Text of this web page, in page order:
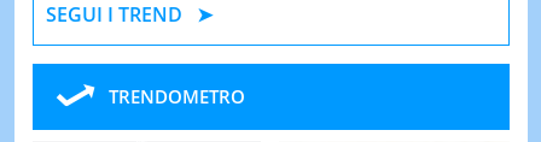
SEGUI I TREND
TRENDOMETRO